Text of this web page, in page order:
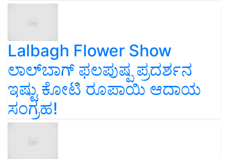
Lalbagh Flower Show
ಲಾಲ್‌ಬಾಗ್ ಫಲಪುಷ್ಪ ಪ್ರದರ್ಶನ
ಇಷ್ಟು ಕೋಟಿ ರೂಪಾಯಿ ಆದಾಯ
ಸಂಗ್ರಹ!